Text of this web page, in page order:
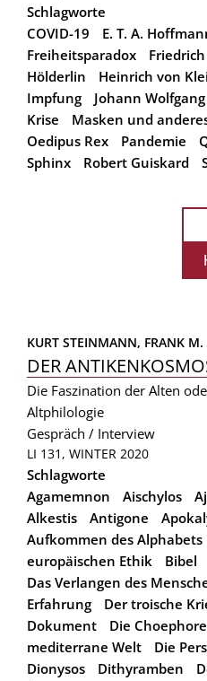
Schlagworte
COVID-19
E. T. A.
Freiheitsparadox
Hölderlin
Heinrich von
Impfung
Johann
Krise
Masken und
Oedipus Rex
Pandemie
Sphinx
Robert Guiskard
KURT STEINMANN, FRANK M.
DER
Die Faszination der Alten
Altphilologie
Gespräch / Interview
LI 131, WINTER 2020
Schlagworte
Agamemnon
Aischylos
Alkestis
Antigone
Aufkommen des Alphabets
europäischen Ethik
Bibel
Das Verlangen des
Erfahrung
Der troische
Dokument
Die
mediterrane Welt
Die
Dionysos
Dithyramben